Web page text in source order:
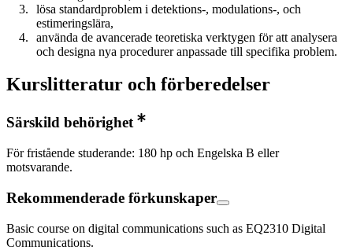
lösa standardproblem i detektions-, modulations-, och
estimeringslära,
använda de avancerade teoretiska verktygen för att analysera
och designa nya procedurer anpassade till specifika problem.
Kurslitteratur och förberedelser
Särskild behörighet
För fristående studerande: 180 hp och Engelska B eller
motsvarande.
Rekommenderade förkunskaper
Basic course on digital communications such as EQ2310 Digital
Communications.